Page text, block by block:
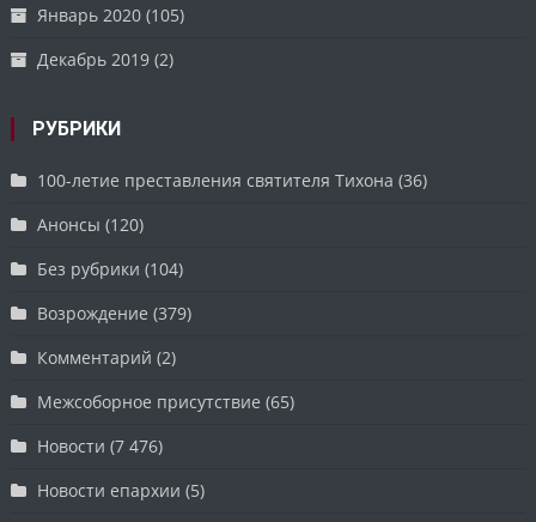
Январь 2020 (105)
Декабрь 2019 (2)
РУБРИКИ
100-летие преставления святителя Тихона (36)
Анонсы (120)
Без рубрики (104)
Возрождение (379)
Комментарий (2)
Межсоборное присутствие (65)
Новости (7 476)
Новости епархии (5)